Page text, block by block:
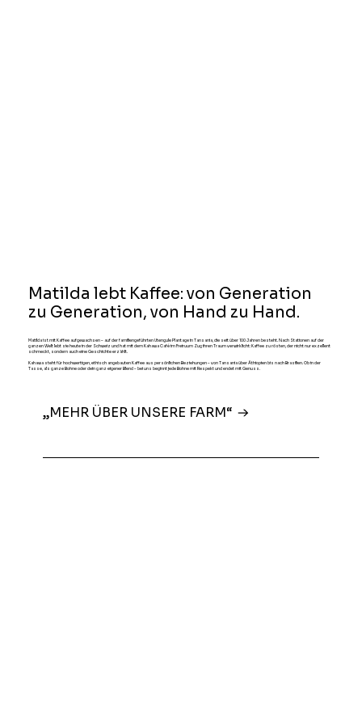
Matilda lebt Kaffee: von Generation
zu Generation, von Hand zu Hand.
Matilda ist mit Kaffee aufgewachsen – auf der familiengeführten Utengule Plantage in Tansania, die seit über 100 Jahren besteht. Nach Stationen auf der
ganzen Welt lebt sie heute in der Schweiz und hat mit dem Kahawa Café im Freiruum Zug ihren Traum verwirklicht: Kaffee zu rösten, der nicht nur exzellent
schmeckt, sondern auch eine Geschichte erzählt.
Kahawa steht für hochwertigen, ethisch angebauten Kaffee aus persönlichen Beziehungen – von Tansania über Äthiopien bis nach Brasilien. Ob in der
Tasse, als ganze Bohne oder dein ganz eigener Blend – bei uns beginnt jede Bohne mit Respekt und endet mit Genuss.
„MEHR ÜBER UNSERE FARM“